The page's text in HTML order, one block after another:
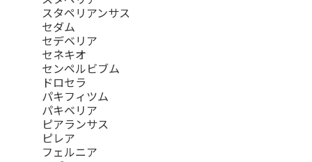
スタペリアンサス
セダム
セデベリア
セネキオ
センペルビブム
ドロセラ
パキフィツム
パキベリア
ピアランサス
ピレア
フェルニア